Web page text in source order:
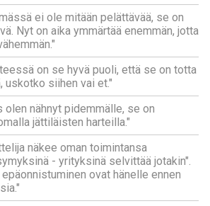
ei ole mitään pelättävää, se on
Nyt on aika ymmärtää enemmän, jotta
on se hyvä puoli, että se on totta
uskotko siihen vai et."
olen nähnyt pidemmälle, se on
jättiläisten harteilla."
näkee oman toimintansa
- yrityksinä selvittää jotakin".
ovat hänelle ennen